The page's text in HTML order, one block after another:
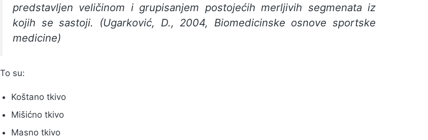
predstavljen veličinom i grupisanjem postojećih merljivih segmenata iz
kojih se sastoji. (Ugarković, D., 2004, Biomedicinske osnove sportske
medicine)
To su:
Koštano tkivo
Mišićno tkivo
Masno tkivo